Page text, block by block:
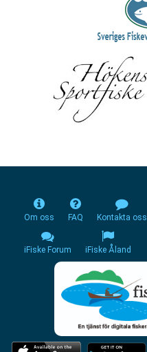
Om oss FAQ Kontakta oss
iFiske Forum iFiske Åland